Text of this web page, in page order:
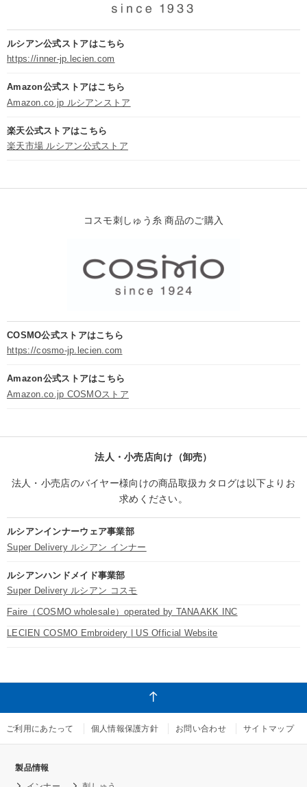
ルシアン公式ストアはこちら
https://inner-jp.lecien.com
Amazon公式ストアはこちら
Amazon.co.jp ルシアンストア
楽天公式ストアはこちら
楽天市場 ルシアン公式ストア
コスモ刺しゅう糸 商品のご購入
COSMO公式ストアはこちら
https://cosmo-jp.lecien.com
Amazon公式ストアはこちら
Amazon.co.jp COSMOストア
法人・小売店向け（卸売）
法人・小売店のバイヤー様向けの商品取扱カタログは以下よりお
求めください。
ルシアンインナーウェア事業部
Super Delivery ルシアン インナー
ルシアンハンドメイド事業部
Super Delivery ルシアン コスモ
Faire（COSMO wholesale）operated by TANAAKK INC
LECIEN COSMO Embroidery | US Official Website
ご利用にあたって 個人情報保護方針 お問い合わせ サイトマップ
製品情報